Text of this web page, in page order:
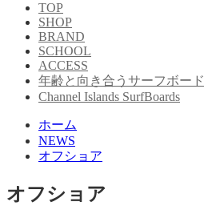
TOP
SHOP
BRAND
SCHOOL
ACCESS
年齢と向き合うサーフボード
Channel Islands SurfBoards
ホーム
NEWS
オフショア
オフショア